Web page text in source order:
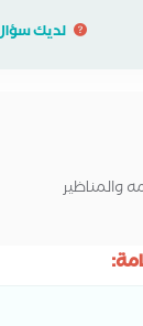
لديك
والمناظير